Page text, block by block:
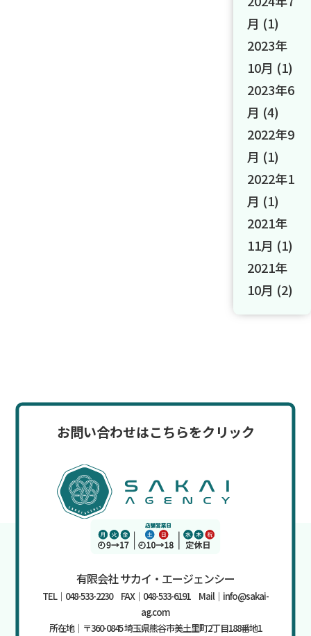
月 (1)
2023年
10月 (1)
2023年6
月 (4)
2022年9
月 (1)
2022年1
月 (1)
2021年
11月 (1)
2021年
10月 (2)
お問い合わせはこちらをクリック
有限会社 サカイ・エージェンシー
TEL｜048-533-2230 FAX｜048-533-6191 Mail｜info@sakai-
ag.com
所在地｜〒360-0845 埼玉県熊谷市美土里町2丁目188番地1